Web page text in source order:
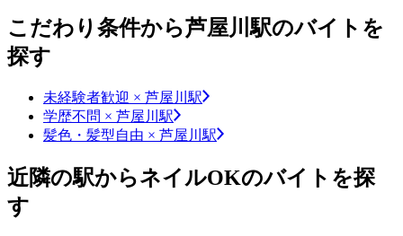
こだわり条件から芦屋川駅のバイトを
探す
未経験者歓迎 × 芦屋川駅
学歴不問 × 芦屋川駅
髪色・髪型自由 × 芦屋川駅
近隣の駅からネイルOKのバイトを探
す